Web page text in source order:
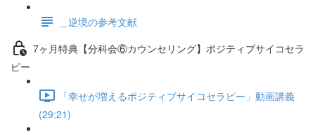
＿逆境の参考文献
7ヶ月特典【分科会⑥カウンセリング】ポジティブサイコセラ
ピー
「幸せが増えるポジティブサイコセラピー」動画講義
(29:21)